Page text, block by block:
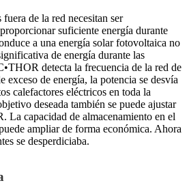
de la red necesitan ser
suficiente energía durante
a una energía solar fotovoltaica no
de energía durante las
detecta la frecuencia de la red de
exceso de energía, la potencia se desvía
calefactores eléctricos en toda la
deseada también se puede ajustar
La capacidad de almacenamiento en el
ampliar de forma económica. Ahora
se desperdiciaba.